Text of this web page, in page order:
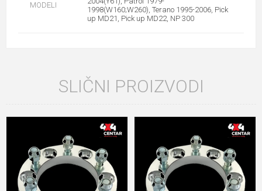
MODELI
1998(W160;W260), Terano 1995-2006, Pick
up MD21, Pick up MD22, NP 300
SLIČNI PROIZVODI